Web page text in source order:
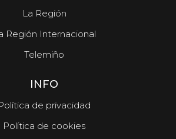
La Región
Región Internacional
Telemiño
INFO
de privacidad
Política de cookies